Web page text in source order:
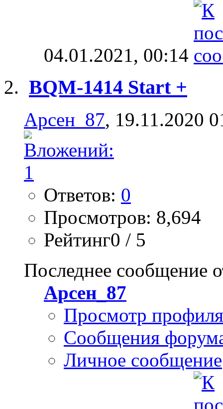
04.01.2021, 00:14
BQM-1414 Start +
Арсен_87, 19.11.2020
Ответов: 0
Просмотров: 8,694
Рейтинг0 / 5
Последнее сообщение
Арсен_87
Просмотр профиля
Сообщения
Личное сообщение